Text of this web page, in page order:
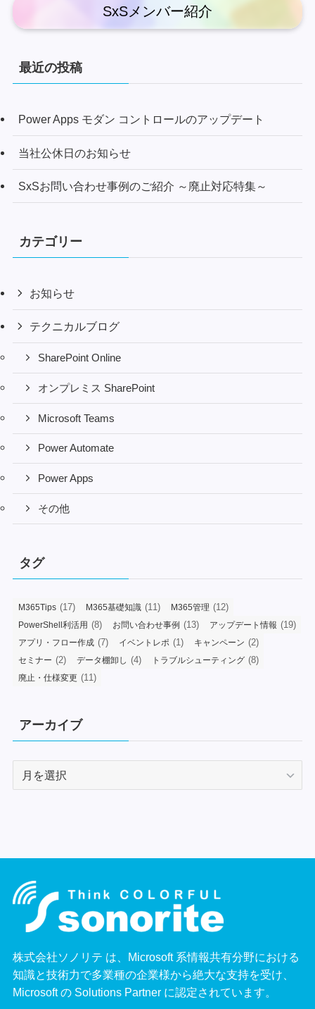
SxSメンバー紹介
最近の投稿
Power Apps モダン コントロールのアップデート
当社公休日のお知らせ
SxSお問い合わせ事例のご紹介 ～廃止対応特集～
カテゴリー
お知らせ
テクニカルブログ
SharePoint Online
オンプレミス SharePoint
Microsoft Teams
Power Automate
Power Apps
その他
タグ
M365Tips (17) M365基礎知識 (11) M365管理 (12)
PowerShell利活用 (8) お問い合わせ事例 (13) アップデート情報 (19)
アプリ・フロー作成 (7) イベントレポ (1) キャンペーン (2)
セミナー (2) データ棚卸し (4) トラブルシューティング (8)
廃止・仕様変更 (11)
アーカイブ
株式会社ソノリテ は、Microsoft 系情報共有分野における
知識と技術力で多業種の企業様から絶大な支持を受け、
Microsoft の Solutions Partner に認定されています。